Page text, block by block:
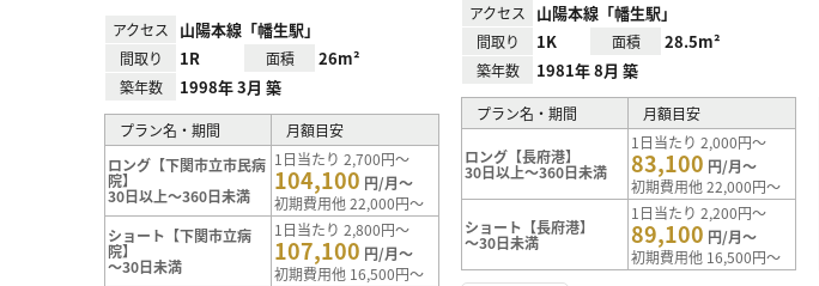
アクセス 山陽本線「幡生駅」
間取り 1R 面積 26m²
築年数 1998年 3月 築
プラン名・期間
月額目安
ロング【下関市立市民病
院】
30日以上～360日未満
1日当たり 2,700円～
104,100 円/月～
初期費用他 22,000円～
ショート【下関市立病
院】
～30日未満
1日当たり 2,800円～
107,100 円/月～
初期費用他 16,500円～
アクセス 山陽本線「幡生駅」
間取り 1K 面積 28.5m²
築年数 1981年 8月 築
プラン名・期間 月額目安
ロング【長府港】
30日以上～360日未満
1日当たり 2,000円～
83,100 円/月～
初期費用他 22,000円～
ショート【長府港】
～30日未満
1日当たり 2,200円～
89,100 円/月～
初期費用他 16,500円～